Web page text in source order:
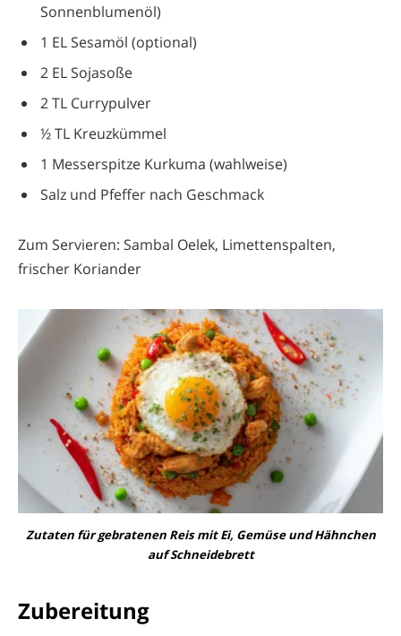
Sonnenblumenöl)
1 EL Sesamöl (optional)
2 EL Sojasoße
2 TL Currypulver
½ TL Kreuzkümmel
1 Messerspitze Kurkuma (wahlweise)
Salz und Pfeffer nach Geschmack
Zum Servieren: Sambal Oelek, Limettenspalten,
frischer Koriander
Zutaten für gebratenen Reis mit Ei, Gemüse und Hähnchen
auf Schneidebrett
Zubereitung